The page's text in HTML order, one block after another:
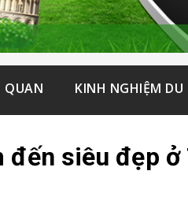
KINH NGHIỆM DU
siêu đẹp ở